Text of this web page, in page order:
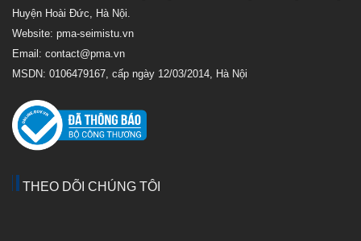
Huyện Hoài Đức, Hà Nội.
Website: pma-seimistu.vn
Email: contact@pma.vn
MSDN: 0106479167, cấp ngày 12/03/2014, Hà Nội
THEO DÕI CHÚNG TÔI